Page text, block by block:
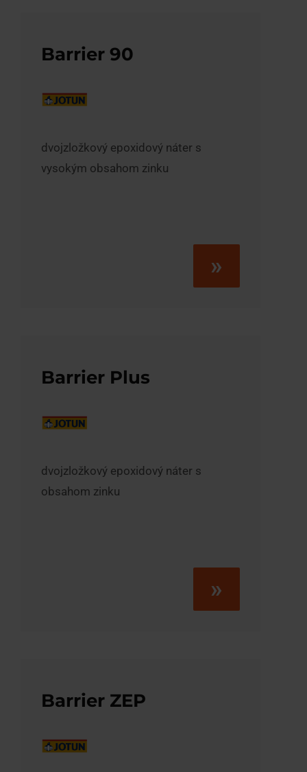
Barrier 90
dvojzložkový epoxidový náter s
vysokým obsahom zinku
»
Barrier Plus
dvojzložkový epoxidový náter s
obsahom zinku
»
Barrier ZEP